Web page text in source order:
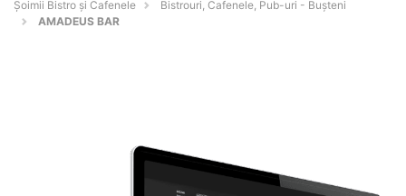
Șoimii Bistro și Cafenele
Bistrouri, Cafenele, Pub-uri - Buşteni
AMADEUS BAR